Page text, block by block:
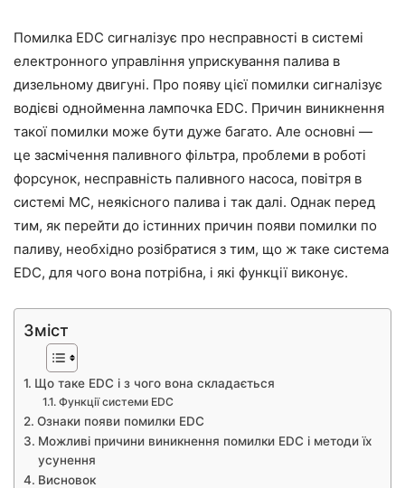
Помилка EDC сигналізує про несправності в системі
електронного управління уприскування палива в
дизельному двигуні. Про появу цієї помилки сигналізує
водієві однойменна лампочка EDC. Причин виникнення
такої помилки може бути дуже багато. Але основні —
це засмічення паливного фільтра, проблеми в роботі
форсунок, несправність паливного насоса, повітря в
системі МС, неякісного палива і так далі. Однак перед
тим, як перейти до істинних причин появи помилки по
паливу, необхідно розібратися з тим, що ж таке система
EDC, для чого вона потрібна, і які функції виконує.
Зміст
Що таке EDC і з чого вона складається
Функції системи EDC
Ознаки появи помилки EDC
Можливі причини виникнення помилки EDC і методи їх
усунення
Висновок